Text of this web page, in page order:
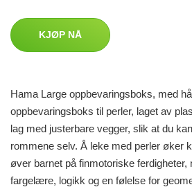
KJØP NÅ
Hama Large oppbevaringsboks, med
oppbevaringsboks til perler, laget av
lag med justerbare vegger, slik at du
rommene selv. Å leke med perler øker
øver barnet på finmotoriske
fargelære, logikk og en følelse for